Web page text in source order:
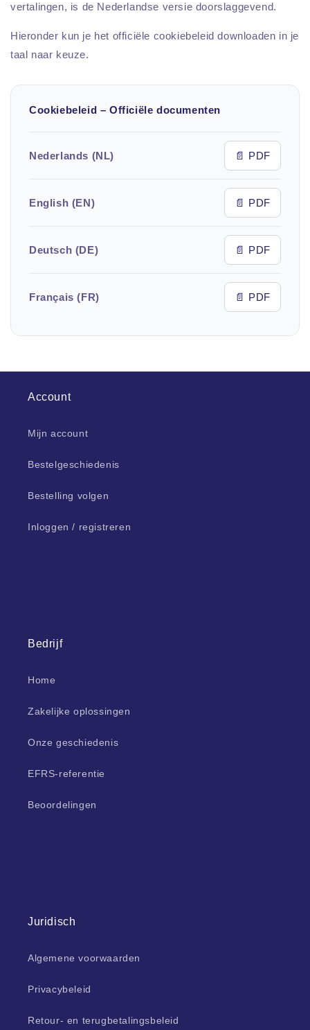
vertalingen, is de Nederlandse versie doorslaggevend.
Hieronder kun je het officiële cookiebeleid downloaden in je
taal naar keuze.
Cookiebeleid – Officiële documenten
Nederlands (NL) 📄 PDF
English (EN) 📄 PDF
Deutsch (DE) 📄 PDF
Français (FR) 📄 PDF
Account
Mijn account
Bestelgeschiedenis
Bestelling volgen
Inloggen / registreren
Bedrijf
Home
Zakelijke oplossingen
Onze geschiedenis
EFRS-referentie
Beoordelingen
Juridisch
Algemene voorwaarden
Privacybeleid
Retour- en terugbetalingsbeleid